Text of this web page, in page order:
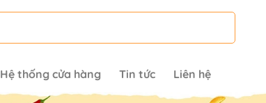
Hệ thống cửa hàng Tin tức Liên hệ